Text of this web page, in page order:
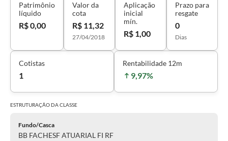
Patrimônio
líquido
R$ 0,00
Valor da
cota
R$ 11,32
27/04/2018
Aplicação
inicial
mín.
R$ 1,00
Prazo para
resgate
0
Dias
Cotistas
1
Rentabilidade 12m
9,97%
ESTRUTURAÇÃO DACLASSE
Fundo/Casca
BB FACHESF ATUARIAL FI RF